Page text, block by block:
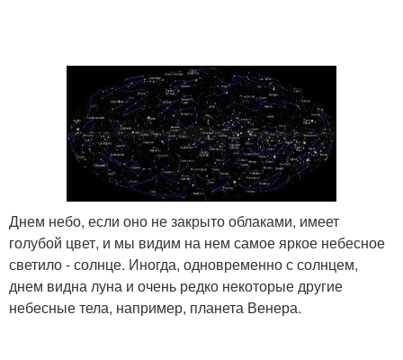
Днем небо, если оно не закрыто облаками, имеет
голубой цвет, и мы видим на нем самое яркое небесное
светило - солнце. Иногда, одновременно с солнцем,
днем видна луна и очень редко некоторые другие
небесные тела, например, планета Венера.